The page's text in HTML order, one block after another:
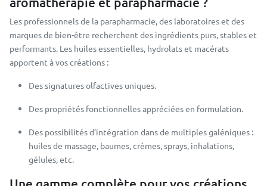
Les professionnels de la parapharmacie, des laboratoires et des
marques de bien-être recherchent des ingrédients purs, stables et
performants. Les huiles essentielles, hydrolats et macérats
apportent à vos créations :
Des signatures olfactives uniques.
Des propriétés fonctionnelles appréciées en formulation.
Des possibilités d’intégration dans de multiples galéniques :
huiles de massage, baumes, crèmes, sprays, inhalations,
gélules, etc.